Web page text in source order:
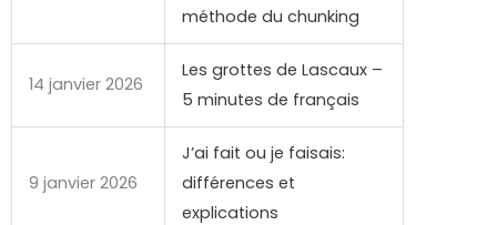
méthode du chunking
14 janvier 2026
Les grottes de Lascaux –
5 minutes de français
9 janvier 2026
J’ai fait ou je faisais:
différences et
explications